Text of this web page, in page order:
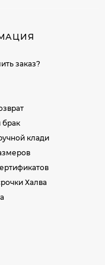
заказ?
брак
клади
Халва